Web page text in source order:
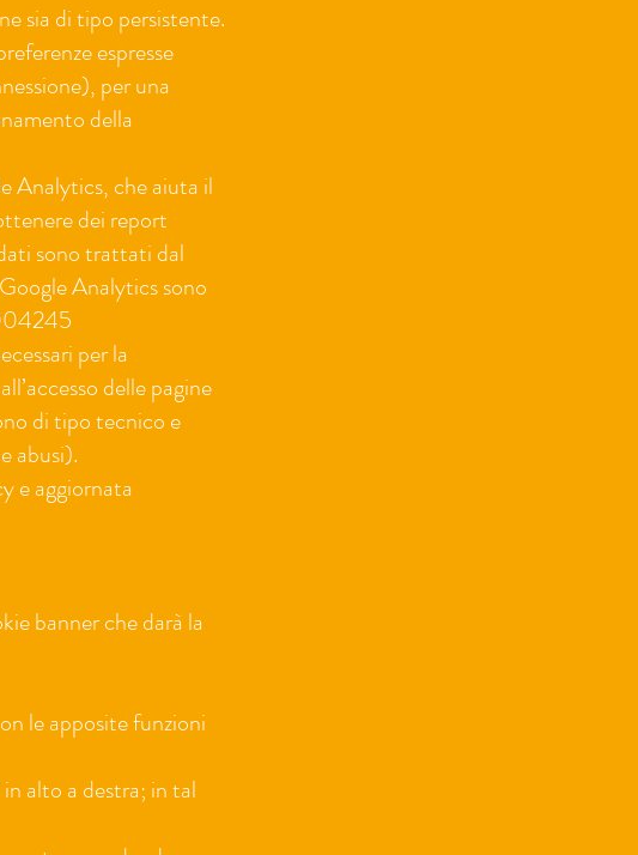
sia di tipo persistente.
espresse
per una
della
Analytics, che aiuta il
dei report
sono trattati dal
Analytics sono
per la
delle pagine
di tipo tecnico e
abusi).
e aggiornata
banner che darà la
le apposite funzioni
alto a destra; in tal